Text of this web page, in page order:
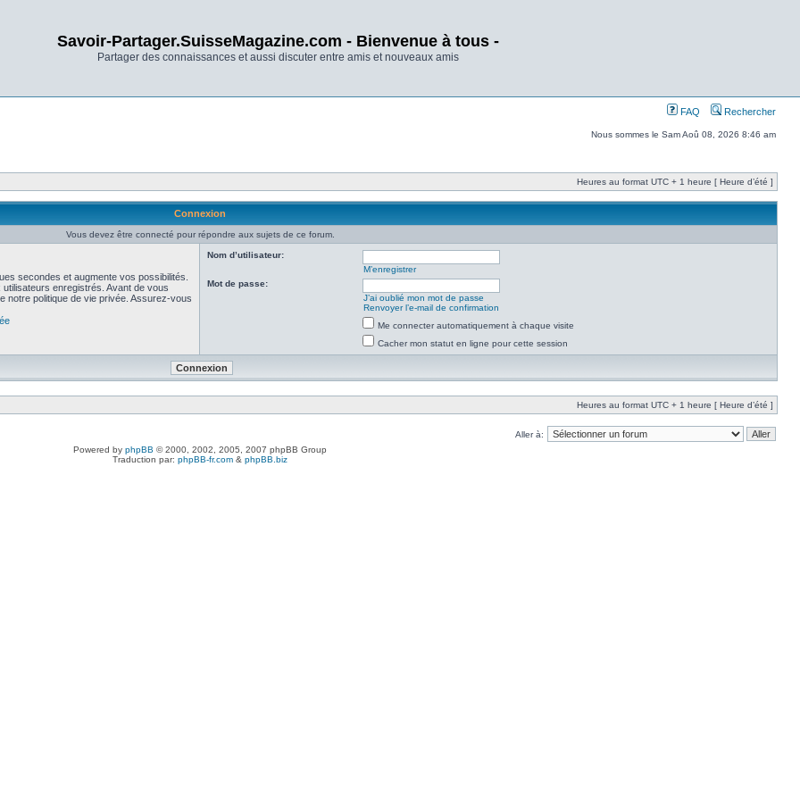
Savoir-Partager.SuisseMagazine.com - Bienvenue à tous -
Partager des connaissances et aussi discuter entre amis et nouveaux amis
FAQ Rechercher
Nous sommes le Sam Aoû 08, 2026 8:46 am
Heures au format UTC + 1 heure [ Heure d’été ]
Connexion
Vous devez être connecté pour répondre aux sujets de ce forum.
secondes et augmente vos possibilités.
enregistrés. Avant de vous
notre politique de vie privée. Assurez-vous
Nom d’utilisateur:
M’enregistrer
Mot de passe:
J’ai oublié mon mot de passe
Renvoyer l’e-mail de confirmation
Me connecter automatiquement à chaque visite
Cacher mon statut en ligne pour cette session
Heures au format UTC + 1 heure [ Heure d’été ]
Aller à:
Powered by phpBB © 2000, 2002, 2005, 2007 phpBB Group
Traduction par: phpBB-fr.com & phpBB.biz